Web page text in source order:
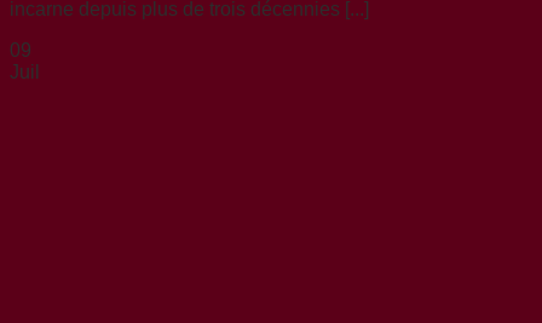
incarne depuis plus de trois décennies [...]
09
Juil